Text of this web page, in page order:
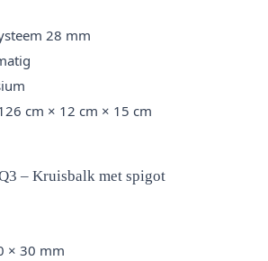
28 mm
cm × 12 cm × 15 cm
– Kruisbalk met spigot
× 30 mm